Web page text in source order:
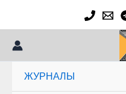
содержимому
ЖУРНАЛЫ